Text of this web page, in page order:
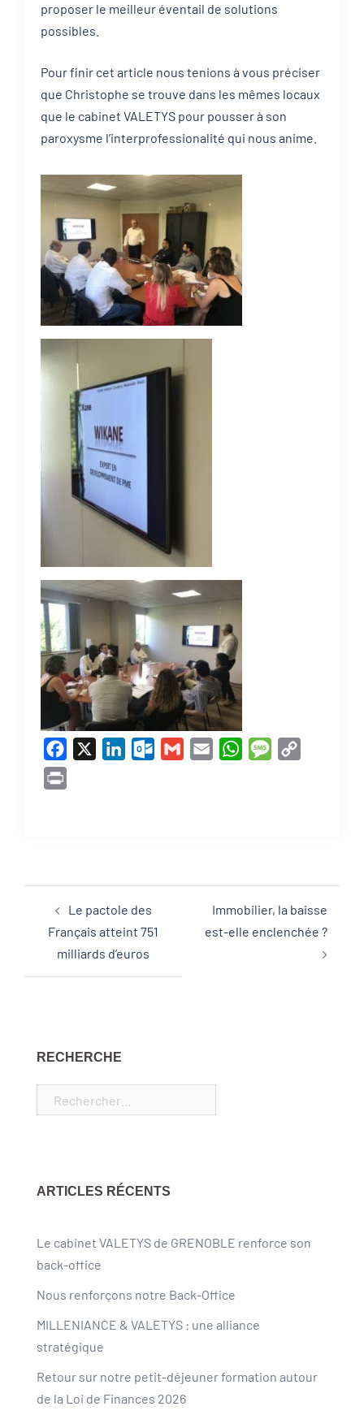
proposer le meilleur éventail de solutions
possibles.
Pour finir cet article nous tenions à vous préciser
que Christophe se trouve dans les mêmes locaux
que le cabinet VALETYS pour pousser à son
paroxysme l’interprofessionalité qui nous anime.
Facebook LinkedInOutlook.com
Gmail Email WhatsAppMessage
Le pactole des
Français atteint 751
milliards d’euros
Immobilier, la baisse
est-elle enclenchée ?
RECHERCHE
ARTICLES RÉCENTS
Le cabinet VALETYS de GRENOBLE renforce son
back-office
Nous renforçons notre Back-Office
MILLENIANCE & VALETYS : une alliance
stratégique
Retour sur notre petit-déjeuner formation autour
de la Loi de Finances 2026